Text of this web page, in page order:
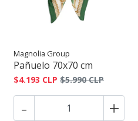
Magnolia Group
Pañuelo 70x70 cm
$4.193 CLP $5.990 CLP
- +